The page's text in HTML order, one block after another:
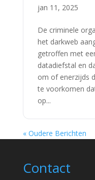
jan 11, 2025
De criminele
het darkweb
getroffen met
datadiefstal en
om of enerzijds
te voorkomen
op...
« Oudere Berichten
Contact